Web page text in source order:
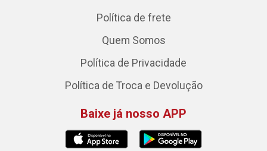
Política de frete
Quem Somos
Política de Privacidade
Política de Troca e Devolução
Baixe já nosso APP